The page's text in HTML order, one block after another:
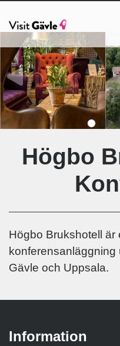
Högbo
Högbo Brukshotell är
konferensanläggning
Gävle och Uppsala.
Information